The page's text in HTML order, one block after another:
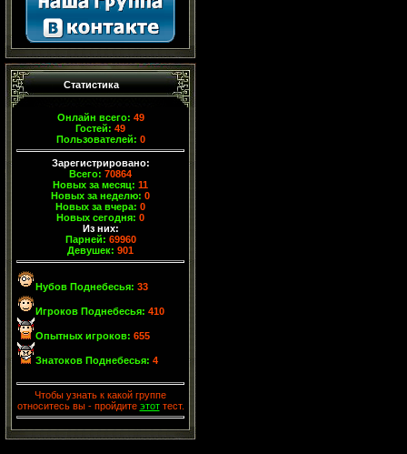
Статистика
Онлайн всего: 49
Гостей: 49
Пользователей: 0
Зарегистрировано:
Всего: 70864
Новых за месяц: 11
Новых за неделю: 0
Новых за вчера: 0
Новых сегодня: 0
Из них:
Парней: 69960
Девушек: 901
Нубов Поднебесья: 33
Игроков Поднебесья: 410
Опытных игроков: 655
Знатоков Поднебесья: 4
Чтобы узнать к какой группе
относитесь вы - пройдите этоттест.